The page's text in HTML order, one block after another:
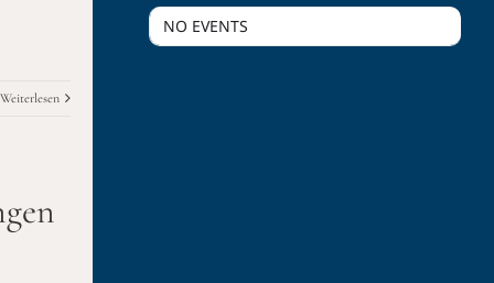
Weiterlesen
NO EVENTS